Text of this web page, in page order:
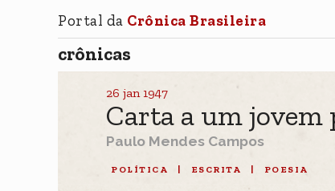
Portal da Crônica Brasileira
crônicas
26 jan 1947
Carta a um
Paulo Mendes Campos
POLÍTICA ESCRITA POESIA